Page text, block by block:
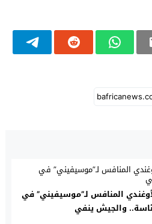
المنافس لـ”موسيفيني” في
والجيش ينفي